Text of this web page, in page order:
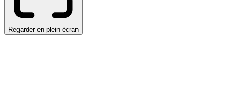
Regarder en plein écran